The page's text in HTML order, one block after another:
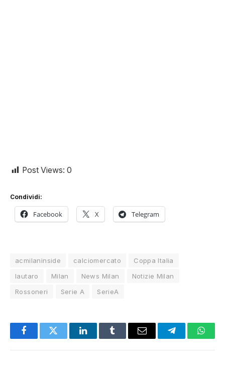
Post Views: 0
Condividi:
Facebook X Telegram
acmilaninside calciomercato
Coppa Italia
lautaro
Milan News Milan
Notizie Milan
Rossoneri
Serie A SerieA
FacebookTwitter LinkedInTumblr Email Telegram